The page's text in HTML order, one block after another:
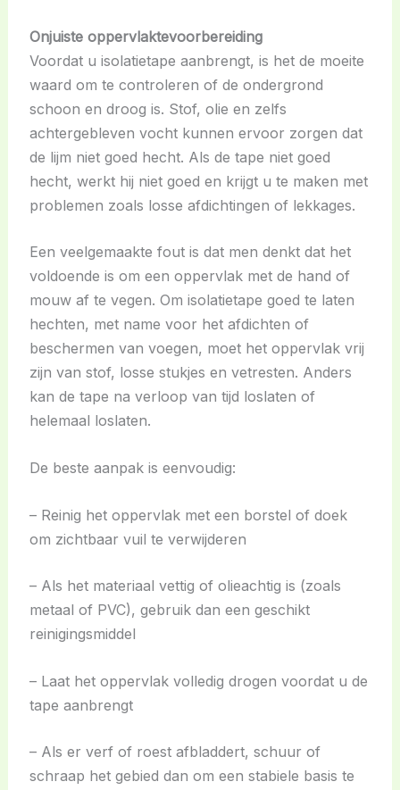
Onjuiste oppervlaktevoorbereiding
Voordat u isolatietape aanbrengt, is het de moeite
waard om te controleren of de ondergrond
schoon en droog is. Stof, olie en zelfs
achtergebleven vocht kunnen ervoor zorgen dat
de lijm niet goed hecht. Als de tape niet goed
hecht, werkt hij niet goed en krijgt u te maken met
problemen zoals losse afdichtingen of lekkages.
Een veelgemaakte fout is dat men denkt dat het
voldoende is om een oppervlak met de hand of
mouw af te vegen. Om isolatietape goed te laten
hechten, met name voor het afdichten of
beschermen van voegen, moet het oppervlak vrij
zijn van stof, losse stukjes en vetresten. Anders
kan de tape na verloop van tijd loslaten of
helemaal loslaten.
De beste aanpak is eenvoudig:
– Reinig het oppervlak met een borstel of doek
om zichtbaar vuil te verwijderen
– Als het materiaal vettig of olieachtig is (zoals
metaal of PVC), gebruik dan een geschikt
reinigingsmiddel
– Laat het oppervlak volledig drogen voordat u de
tape aanbrengt
– Als er verf of roest afbladdert, schuur of
schraap het gebied dan om een stabiele basis te